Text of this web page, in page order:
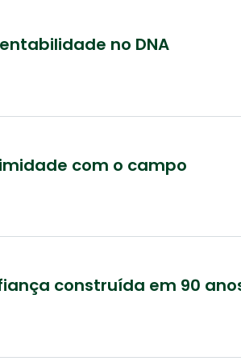
no DNA
com o campo
construída em 90